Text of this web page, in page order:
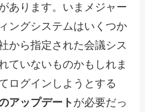
あります。いまメジャー
ングシステムはいくつか
から指定された会議シス
ていないものかもしれま
ログインしようとする
アップデート が必要だっ